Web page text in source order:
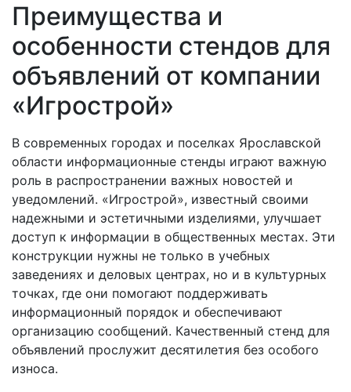
Преимущества и
особенности стендов для
объявлений от компании
«Игрострой»
В современных городах и поселках Ярославской
области информационные стенды играют важную
роль в распространении важных новостей и
уведомлений. «Игрострой», известный своими
надежными и эстетичными изделиями, улучшает
доступ к информации в общественных местах. Эти
конструкции нужны не только в учебных
заведениях и деловых центрах, но и в культурных
точках, где они помогают поддерживать
информационный порядок и обеспечивают
организацию сообщений. Качественный стенд для
объявлений прослужит десятилетия без особого
износа.